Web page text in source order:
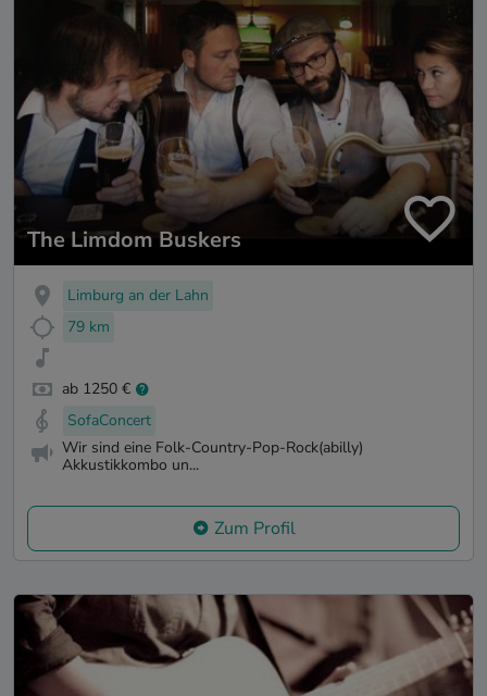
The Limdom Buskers
Limburg an der Lahn
79 km
ab 1250 €
SofaConcert
Wir sind eine Folk-Country-Pop-Rock(abilly)
Akkustikkombo un...
Zum Profil